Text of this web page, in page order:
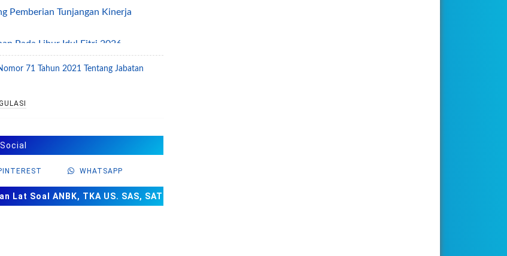
Pemberian Tunjangan Kinerja
Pada Libur Idul Fitri 2026
Jam Kerja ASN Selama Ramadhan
Sekolah
Standar Proses
Standar Tenaga Kependidikan
Kurikulum Merdeka dan
71 Tahun 2021 Tentang Jabatan
WHATSAPP
Lat Soal ANBK, TKA US. SAS, SAT